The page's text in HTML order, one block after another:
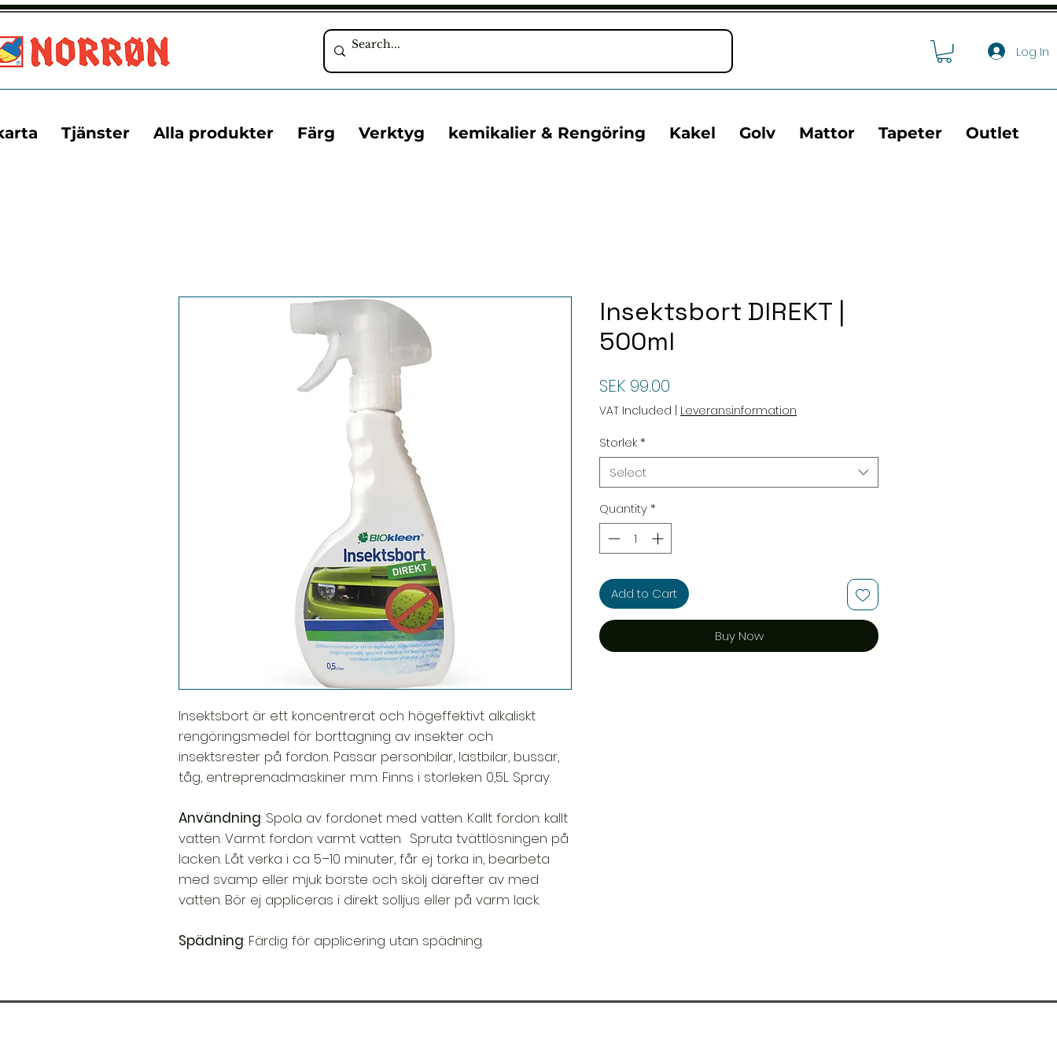
Tjänster Alla produkter Färg Verktyg kemikalier & Rengöring Kakel Golv Mattor Tapeter Outlet
Log In
Insektsbort är ett koncentrerat och högeffektivt alkaliskt
rengöringsmedel för borttagning av insekter och
insektsrester på fordon. Passar personbilar, lastbilar, bussar,
tåg, entreprenadmaskiner m.m. Finns i storleken 0,5L Spray.
Användning: Spola av fordonet med vatten. Kallt fordon: kallt
vatten. Varmt fordon: varmt vatten. Spruta tvättlösningen på
lacken. Låt verka i ca 5–10 minuter, får ej torka in, bearbeta
med svamp eller mjuk borste och skölj därefter av med
vatten. Bör ej appliceras i direkt solljus eller på varm lack.
Spädning: Färdig för applicering utan spädning.
Insektsbort DIREKT |
500ml
SEK 99.00
VAT Included Leveransinformation
Storlek*
Select
Quantity*
Add to Cart
Buy Now